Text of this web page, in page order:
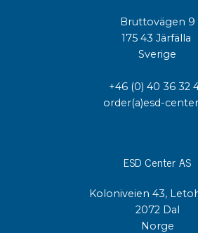
Bruttovägen 9
175 43 Järfälla
Sverige
+46 (0) 40 36 32
order(a)esd-
ESD Center AS
Koloniveien 43,
2072 Dal
Norge